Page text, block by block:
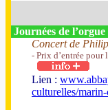
Journées de l’orgue
Concert de
- Prix d’entrée pour
Lien :
culturelles/